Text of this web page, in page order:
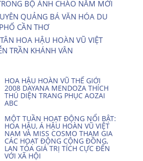
BỘ ẢNH CHÀO NĂM MỚI
QUẢNG BÁ VĂN HÓA DU
CẦN THƠ
HOA HẬU HOÀN VŨ VIỆT
TRẦN KHÁNH VÂN
HOA HẬU HOÀN VŨ THẾ GIỚI
2008 DAYANA MENDOZA THÍCH
THÚ DIỆN TRANG PHỤC AOZAI
ABC
MỘT TUẦN HOẠT ĐỘNG NỔI BẬT:
HOA HẬU, Á HẬU HOÀN VŨ VIỆT
NAM VÀ MISS COSMO THAM GIA
CÁC HOẠT ĐỘNG CỘNG ĐỒNG,
LAN TỎA GIÁ TRỊ TÍCH CỰC ĐẾN
VỚI XÃ HỘI